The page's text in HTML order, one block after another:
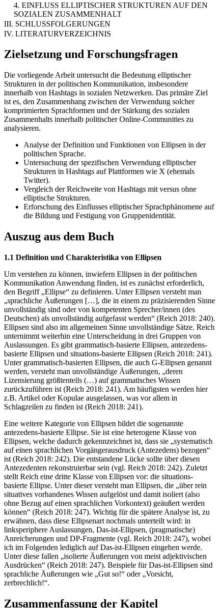
4. EINFLUSS ELLIPTISCHER STRUKTUREN AUF DEN
SOZIALEN ZUSAMMENHALT
III. SCHLUSSFOLGERUNGEN
IV. LITERATURVERZEICHNIS
Zielsetzung und Forschungsfragen
Die vorliegende Arbeit untersucht die Bedeutung elliptischer
Strukturen in der politischen Kommunikation, insbesondere
innerhalb von Hashtags in sozialen Netzwerken. Das primäre Ziel
ist es, den Zusammenhang zwischen der Verwendung solcher
komprimierten Sprachformen und der Stärkung des sozialen
Zusammenhalts innerhalb politischer Online-Communities zu
analysieren.
Analyse der Definition und Funktionen von Ellipsen in der
politischen Sprache.
Untersuchung der spezifischen Verwendung elliptischer
Strukturen in Hashtags auf Plattformen wie X (ehemals
Twitter).
Vergleich der Reichweite von Hashtags mit versus ohne
elliptische Strukturen.
Erforschung des Einflusses elliptischer Sprachphänomene auf
die Bildung und Festigung von Gruppenidentität.
Auszug aus dem Buch
1.1 Definition und Charakteristika von Ellipsen
Um verstehen zu können, inwiefern Ellipsen in der politischen
Kommunikation Anwendung finden, ist es zunächst erforderlich,
den Begriff „Ellipse“ zu definieren. Unter Ellipsen versteht man
„sprachliche Äußerungen […], die in einem zu präzisierenden Sinne
unvollständig sind oder von kompetenten Sprecher/innen (des
Deutschen) als unvollständig aufgefasst werden“ (Reich 2018: 240).
Ellipsen sind also im allgemeinen Sinne unvollständige Sätze. Reich
unternimmt weiterhin eine Unterscheidung in drei Gruppen von
Auslassungen. Es gibt grammatisch-basierte Ellipsen, antezedens-
basierte Ellipsen und situations-basierte Ellipsen (Reich 2018: 241).
Unter grammatisch-basierten Ellipsen, die auch G-Ellipsen genannt
werden, versteht man unvollständige Äußerungen, „deren
Lizensierung größtenteils (…) auf grammatisches Wissen
zurückzuführen ist (Reich 2018: 241). Am häufigsten werden hier
z.B. Artikel oder Kopulae ausgelassen, was vor allem in
Schlagzeilen zu finden ist (Reich 2018: 241).
Eine weitere Kategorie von Ellipsen bildet die sogenannte
antezedens-basierte Ellipse. Sie ist eine heterogene Klasse von
Ellipsen, welche dadurch gekennzeichnet ist, dass sie „systematisch
auf einen sprachlichen Vorgängerausdruck (Antezedens) bezogen“
ist (Reich 2018: 242). Die entstandene Lücke sollte über diesen
Antezedenten rekonstruierbar sein (vgl. Reich 2018: 242). Zuletzt
stellt Reich eine dritte Klasse von Ellipsen vor: die situations-
basierte Ellipse. Unter dieser versteht man Ellipsen, die „über rein
situatives vorhandenes Wissen aufgelöst und damit isoliert (also
ohne Bezug auf einen sprachlichen Vorkontext) geäußert werden
können“ (Reich 2018: 247). Wichtig für die spätere Analyse ist, zu
erwähnen, dass diese Ellipsenart nochmals unterteilt wird: in
linksperiphere Auslassungen, Das-ist-Ellipsen, (pragmatische)
Anreicherungen und DP-Fragmente (vgl. Reich 2018: 247), wobei
ich im Folgenden lediglich auf Das-ist-Ellipsen eingehen werde.
Unter diese fallen „isolierte Äußerungen von meist adjektivischen
Ausdrücken“ (Reich 2018: 247). Beispiele für Das-ist-Ellipsen sind
sprachliche Äußerungen wie „Gut so!“ oder „Vorsicht,
zerbrechlich!“.
Zusammenfassung der Kapitel